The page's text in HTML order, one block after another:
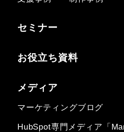
セミナー
お役立ち資料
メディア
マーケティングブログ
HubSpot専門メディア「